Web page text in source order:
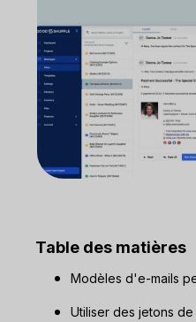
Table des matières
Modèles d'e-mails
Utiliser des jetons